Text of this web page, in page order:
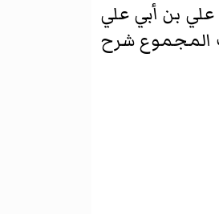
بن أبي علي
المجموع شرح